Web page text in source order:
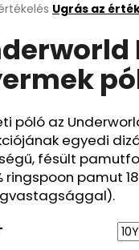
Ugrás az
póló az
egyedi
fésült
ringspoon pamut